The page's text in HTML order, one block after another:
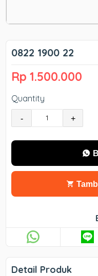
0822 1900 22
Rp 1.500.000
Quantity
- +
Detail Produk